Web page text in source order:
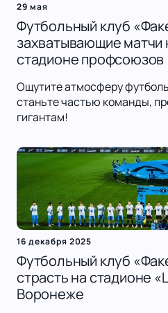
29 мая
Футбольный клуб
захватывающие
стадионе профсоюзов
Ощутите атмосферу
станьте частью команды,
гигантам!
16 декабря 2025
Футбольный клуб
страсть на стадионе
Воронеже